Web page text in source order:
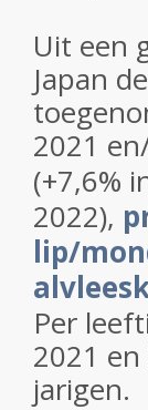
Uit een
Japan
2021
(+7,6%
2022),
lip/
Per
2021
jarigen.